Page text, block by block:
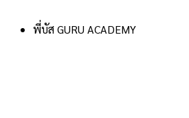
พี่บัส GURU ACADEMY